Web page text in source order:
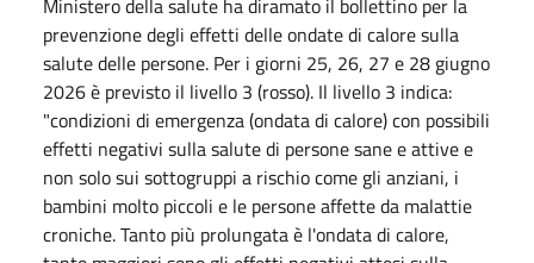
prevenzione degli effetti delle ondate di calore sulla
salute delle persone. Per i giorni 25, 26, 27 e 28 giugno
2026 è previsto il livello 3 (rosso). Il livello 3 indica:
"condizioni di emergenza (ondata di calore) con possibili
effetti negativi sulla salute di persone sane e attive e
non solo sui sottogruppi a rischio come gli anziani, i
bambini molto piccoli e le persone affette da malattie
croniche. Tanto più prolungata è l'ondata di calore,